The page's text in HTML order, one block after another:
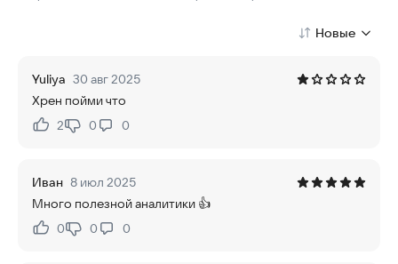
Новые
Yuliya 30 авг 2025
Хрен пойми что
Нравится:
2Не нравится:
0 0
Иван 8 июл 2025
Много полезной аналитики 👍
Нравится:
0Не нравится:
0 0